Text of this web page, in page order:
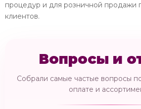
процедур и для розничной продажи
клиентов.
Вопросы и
Собрали самые частые вопросы
оплате и